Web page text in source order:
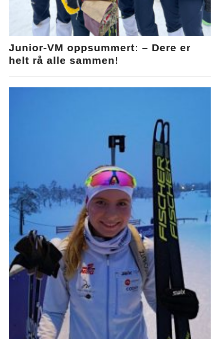
Junior-VM oppsummert: – Dere er
helt rå alle sammen!